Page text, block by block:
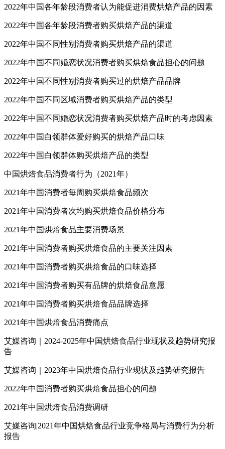
2022年中国各年龄段消费者认为能促进消费烘焙产品的因素
2022年中国各年龄段消费者购买烘焙产品的渠道
2022年中国不同性别消费者购买烘焙产品的渠道
2022年中国不同婚恋状况消费者购买烘焙食品担心的问题
2022年中国不同性别消费者购买过的烘焙产品品牌
2022年中国不同区域消费者购买烘焙产品的类型
2022年中国不同婚恋状况消费者购买烘焙产品时的考虑因素
2022年中国白领群体爱好购买的烘焙产品口味
2022年中国白领群体购买烘焙产品的类型
中国烘焙食品消费者行为（2021年）
2021年中国消费者每周购买烘焙食品频次
2021年中国消费者次均购买烘焙食品价格分布
2021年中国烘焙食品主要消费场景
2021年中国消费者购买烘焙食品的主要关注因素
2021年中国消费者购买烘焙食品的口味选择
2021年中国消费者购买有品牌的烘焙食品意愿
2021年中国消费者购买烘焙食品品牌选择
2021年中国烘焙食品消费痛点
艾媒咨询｜2024-2025年中国烘焙食品行业现状及趋势研究报
告
艾媒咨询｜2023年中国烘焙食品行业现状及趋势研究报告
2022年中国消费者购买烘焙食品担心的问题
2021年中国烘焙食品消费调研
艾媒咨询|2021年中国烘焙食品行业竞争格局与消费行为分析
报告